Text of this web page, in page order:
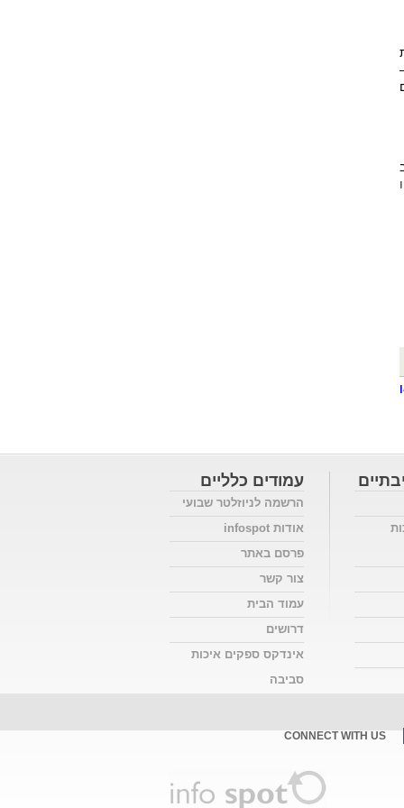
עמודים כלליים
הרשמה לניוזלטר שבועי
אודות infospot
פרסם באתר
צור קשר
עמוד הבית
דרושים
אינדקס ספקים איכות
סביבה
CONNECT WITH US